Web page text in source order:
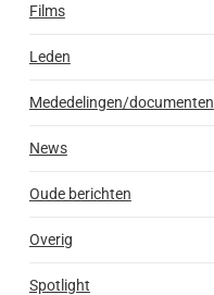
Films
Leden
Mededelingen/documenten
News
Oude berichten
Overig
Spotlight